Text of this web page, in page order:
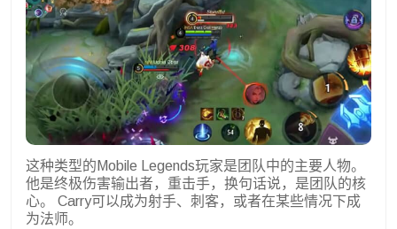
这种类型的Mobile Legends玩家是团队中的主要人物。
他是终极伤害输出者，重击手，换句话说，是团队的核
心。 Carry可以成为射手、刺客，或者在某些情况下成
为法师。